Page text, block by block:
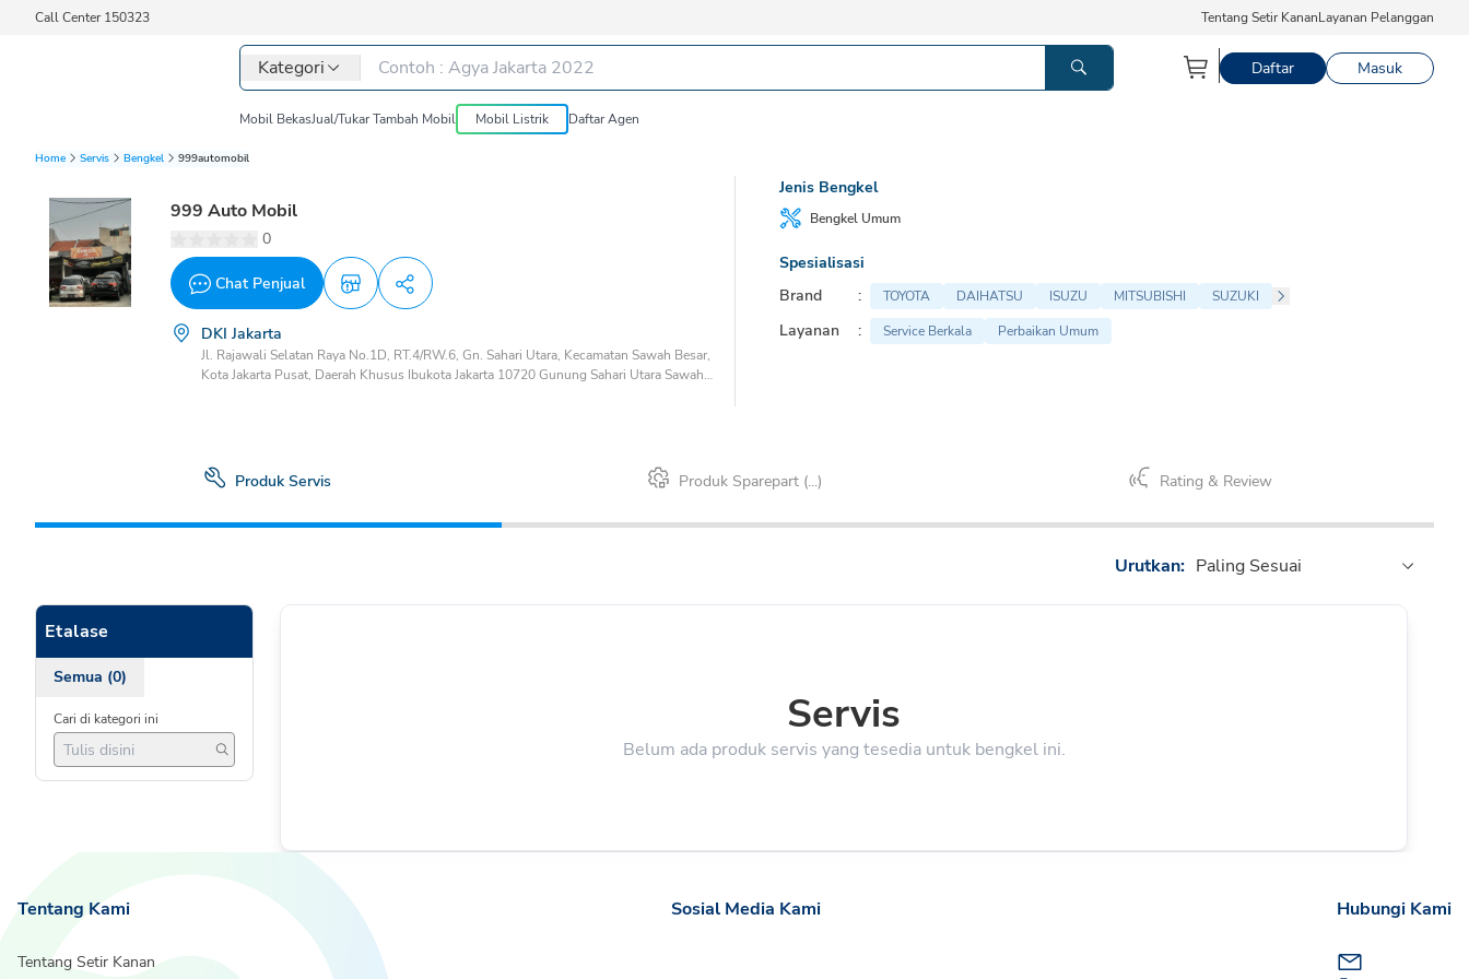
Call Center 150323 Tentang Setir KananLayanan Pelanggan
Kategori Daftar Masuk
Mobil BekasJual/Tukar Tambah Mobil Mobil Listrik Daftar Agen
Home Servis Bengkel 999automobil
999 Auto Mobil
0
Chat Penjual
DKI Jakarta
Jl. Rajawali Selatan Raya No.1D, RT.4/RW.6, Gn. Sahari Utara, Kecamatan Sawah Besar,
Kota Jakarta Pusat, Daerah Khusus Ibukota Jakarta 10720 Gunung Sahari Utara Sawah
Jenis Bengkel
Bengkel Umum
Spesialisasi
Brand
: TOYOTA DAIHATSU ISUZU MITSUBISHI SUZUKI
Layanan : Service Berkala Perbaikan Umum
Produk Servis Produk Sparepart (...) Rating & Review
Urutkan: Paling Sesuai
Etalase
Semua (0)
Cari di kategori ini Servis
Belum ada produk servis yang tesedia untuk bengkel ini.
Tentang Kami
Tentang Setir Kanan
Sosial Media Kami Hubungi Kami